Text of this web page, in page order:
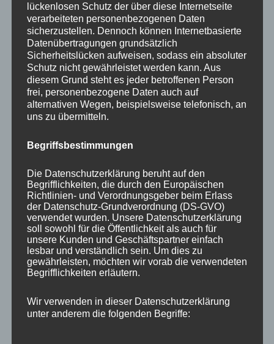
Interessant ist auch immer die Frage, inwieweit
eine Krise wie wir sie derzeit erleben, die
Unternehmenskulturen verändert. Im
aktuellen Hernstein Management Report, für
den knapp 1600 Führungskräfte und
Unternehmer aus Deutschland und Österreich
wie beliebt Rebellinnen und Rebellen in
unbequem sind, ihr positiver Einfluss auf das
Unternehmen ist ganz offensichtlich
anerkannt. 57% der Befragten gaben nämlich
an, dass ihre Andersdenkenden positive
Auswirkungen auf die Arbeitsergebnisse
hätten. 49% sehen sie auch für die Erreichung
der Unternehmensziele als unmittelbar
wertvoll an. Dabei werden insbesondere ihre
Innovationsimpulse und ihre frischen
lückenlosen Schutz der über diese Internetseite
verarbeiteten personenbezogenen Daten
sicherzustellen. Dennoch können Internetbasierte
Datenübertragungen grundsätzlich
Sicherheitslücken aufweisen, sodass ein absoluter
Schutz nicht gewährleistet werden kann. Aus
diesem Grund steht es jeder betroffenen Person
frei, personenbezogene Daten auch auf
alternativen Wegen, beispielsweise telefonisch, an
uns zu übermitteln.
Begriffsbestimmungen
Die Datenschutzerklärung beruht auf den
Begrifflichkeiten, die durch den Europäischen
Richtlinien- und Verordnungsgeber beim Erlass
der Datenschutz-Grundverordnung (DS-GVO)
verwendet wurden. Unsere Datenschutzerklärung
soll sowohl für die Öffentlichkeit als auch für
unsere Kunden und Geschäftspartner einfach
lesbar und verständlich sein. Um dies zu
gewährleisten, möchten wir vorab die verwendeten
Begrifflichkeiten erläutern.
Wir verwenden in dieser Datenschutzerklärung
unter anderem die folgenden Begriffe: